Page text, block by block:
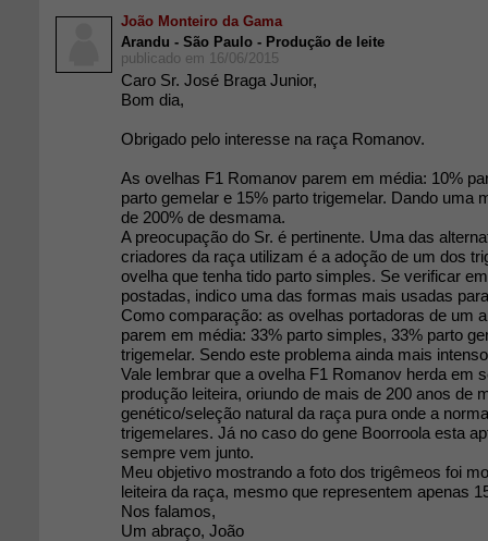
João Monteiro da Gama
Arandu - São Paulo - Produção de leite
publicado em 16/06/2015
Caro Sr. José Braga Junior,
Bom dia,
Obrigado pelo interesse na raça Romanov.
As ovelhas F1 Romanov parem em média: 10%
parto gemelar e 15% parto trigemelar. Dando uma
de 200% de desmama.
A preocupação do Sr. é pertinente. Uma das
criadores da raça utilizam é a adoção de um dos
ovelha que tenha tido parto simples. Se verificar
postadas, indico uma das formas mais usadas
Como comparação: as ovelhas portadoras de um
parem em média: 33% parto simples, 33% parto
trigemelar. Sendo este problema ainda mais
Vale lembrar que a ovelha F1 Romanov herda em
produção leiteira, oriundo de mais de 200 anos de
genético/seleção natural da raça pura onde a
trigemelares. Já no caso do gene Boorroola esta
sempre vem junto.
Meu objetivo mostrando a foto dos trigêmeos foi
leiteira da raça, mesmo que representem apenas
Nos falamos,
Um abraço, João